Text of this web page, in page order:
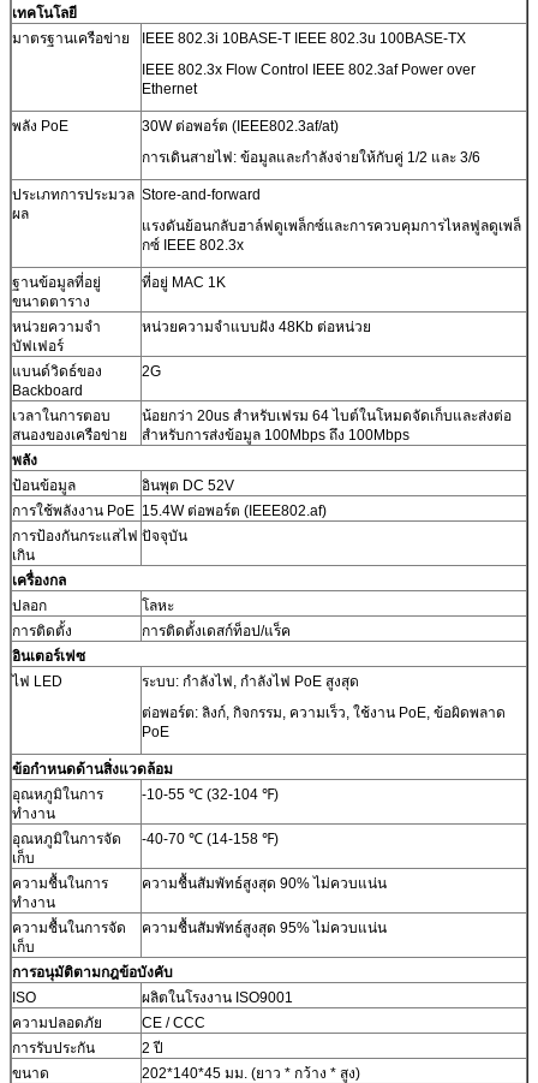
เทคโนโลยี
มาตรฐานเครือข่าย
IEEE 802.3i 10BASE-T IEEE 802.3u 100BASE-TX
IEEE 802.3x Flow Control IEEE 802.3af Power over
Ethernet
พลัง PoE
30W ต่อพอร์ต (IEEE802.3af/at)
การเดินสายไฟ: ข้อมูลและกำลังจ่ายให้กับคู่ 1/2 และ 3/6
ประเภทการประมวล
ผล
Store-and-forward
แรงดันย้อนกลับฮาล์ฟดูเพล็กซ์และการควบคุมการไหลฟูลดูเพล็
กซ์ IEEE 802.3x
ฐานข้อมูลที่อยู่
ขนาดตาราง
ที่อยู่ MAC 1K
หน่วยความจำ
บัฟเฟอร์
หน่วยความจำแบบฝัง 48Kb ต่อหน่วย
แบนด์วิดธ์ของ
Backboard
2G
เวลาในการตอบ
สนองของเครือข่าย
น้อยกว่า 20us สำหรับเฟรม 64 ไบต์ในโหมดจัดเก็บและส่งต่อ
สำหรับการส่งข้อมูล 100Mbps ถึง 100Mbps
พลัง
ป้อนข้อมูล
อินพุต DC 52V
การใช้พลังงาน PoE 15.4W ต่อพอร์ต (IEEE802.af)
การป้องกันกระแสไฟ
เกิน
ปัจจุบัน
เครื่องกล
ปลอก
โลหะ
การติดตั้ง
การติดตั้งเดสก์ท็อป/แร็ค
อินเตอร์เฟซ
ไฟ LED
ระบบ: กำลังไฟ, กำลังไฟ PoE สูงสุด
ต่อพอร์ต: ลิงก์, กิจกรรม, ความเร็ว, ใช้งาน PoE, ข้อผิดพลาด
PoE
ข้อกำหนดด้านสิ่งแวดล้อม
อุณหภูมิในการ
ทำงาน
-10-55 ℃ (32-104 ℉)
อุณหภูมิในการจัด
เก็บ
-40-70 ℃ (14-158 ℉)
ความชื้นในการ
ทำงาน
ความชื้นสัมพัทธ์สูงสุด 90% ไม่ควบแน่น
ความชื้นในการจัด
เก็บ
ความชื้นสัมพัทธ์สูงสุด 95% ไม่ควบแน่น
การอนุมัติตามกฎข้อบังคับ
ISO
ผลิตในโรงงาน ISO9001
ความปลอดภัย
CE / CCC
การรับประกัน
2 ปี
ขนาด
202*140*45 มม. (ยาว * กว้าง * สูง)